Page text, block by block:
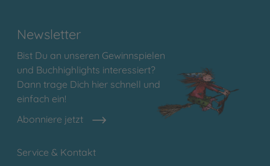
Newsletter
Bist Du an unseren Gewinnspielen
und Buchhighlights interessiert?
Dann trage Dich hier schnell und
einfach ein!
Abonniere jetzt
Service & Kontakt